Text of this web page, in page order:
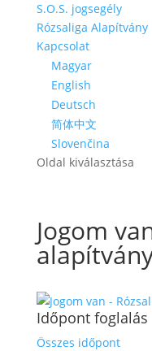
S.O.S. jogsegély
Rózsaliga Alapítvány
Kapcsolat
Magyar
English
Deutsch
简体中文
Slovenčina
Oldal kiválasztása
Jogom
Időpont foglalás
Összes időpont